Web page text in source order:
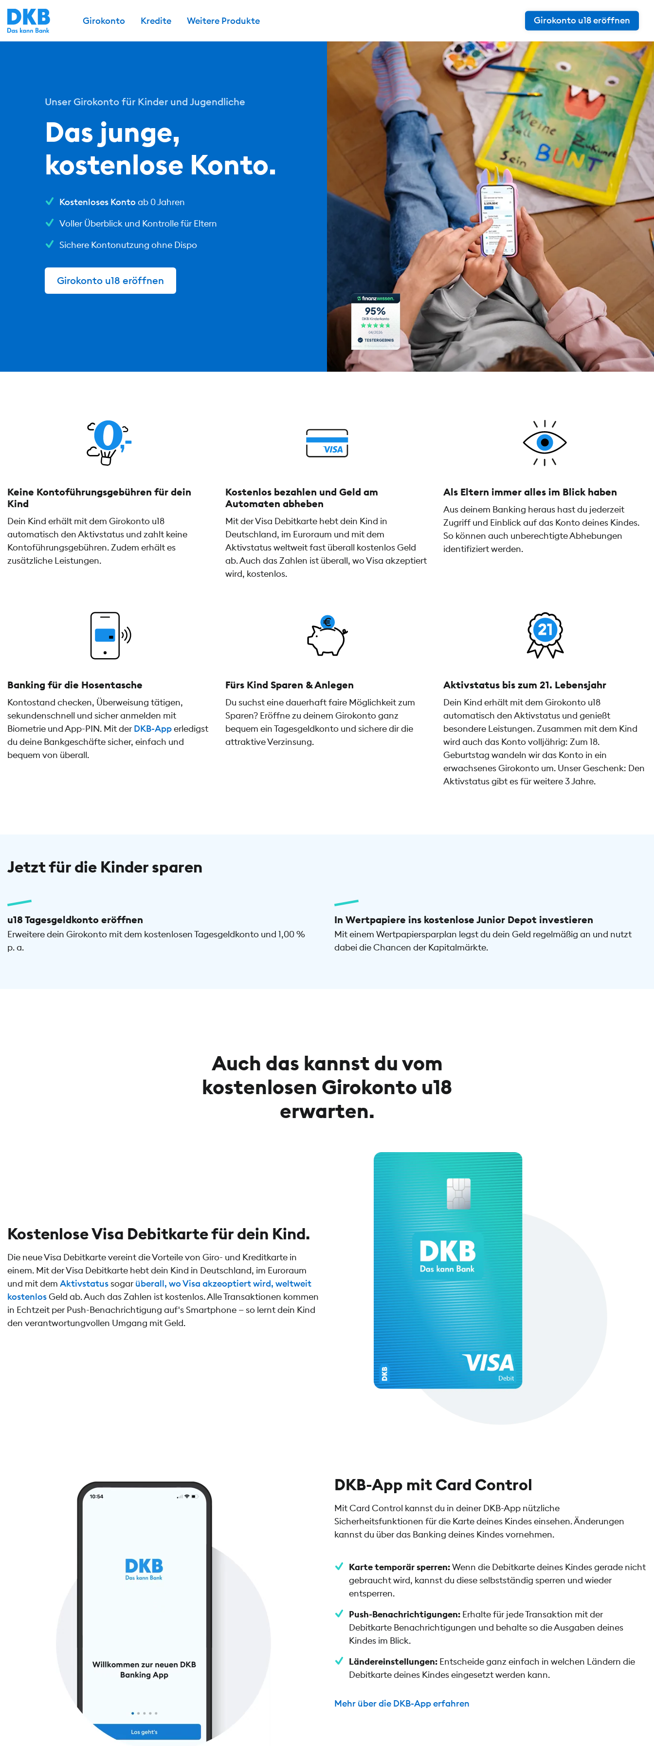
Girokonto Kredite Weitere Produkte Girokonto u18 eröffnen
Unser Girokonto für Kinder und Jugendliche
Das junge,
kostenlose Konto.
Kostenloses Konto ab 0 Jahren
Voller Überblick und Kontrolle für Eltern
Sichere Kontonutzung ohne Dispo
Girokonto u18 eröffnen
Keine Kontoführungs­gebühren für dein
Kind
Dein Kind erhält mit dem Girokonto u18
automatisch den Aktivstatus und zahlt keine
Kontoführungsgebühren. Zudem erhält es
zusätzliche Leistungen.
Kostenlos bezahlen und Geld am
Automaten abheben
Mit der Visa Debitkarte hebt dein Kind in
Deutschland, im Euroraum und mit dem
Aktivstatus weltweit fast überall kostenlos Geld
ab. Auch das Zahlen ist überall, wo Visa akzeptiert
wird, kostenlos.
Als Eltern immer alles im Blick haben
Aus deinem Banking heraus hast du jederzeit
Zugriff und Einblick auf das Konto deines Kindes.
So können auch unberechtigte Abhebungen
identifiziert werden.
Banking für die Hosentasche
Kontostand checken, Überweisung tätigen,
sekundenschnell und sicher anmelden mit
Biometrie und App-PIN. Mit derDKB-Apperledigst
du deine Bankgeschäfte sicher, einfach und
bequem von überall.
Fürs Kind Sparen & Anlegen
Du suchst eine dauerhaft faire Möglichkeit zum
Sparen? Eröffne zu deinem Girokonto ganz
bequem ein Tagesgeldkonto und sichere dir die
attraktive Verzinsung.
Aktivstatus bis zum 21. Lebensjahr
Dein Kind erhält mit dem Girokonto u18
automatisch den Aktivstatus und genießt
besondere Leistungen. Zusammen mit dem Kind
wird auch das Konto volljährig: Zum 18.
Geburtstag wandeln wir das Konto in ein
erwachsenes Girokonto um. Unser Geschenk: Den
Aktivstatus gibt es für weitere 3 Jahre.
Jetzt für die Kinder sparen
u18 Tagesgeldkonto eröffnen
Erweitere dein Girokonto mit dem kostenlosen Tagesgeldkonto und 1,00 %
p. a.
In Wertpapiere ins kostenlose Junior Depot investieren
Mit einem Wertpapiersparplan legst du dein Geld regelmäßig an und nutzt
dabei die Chancen der Kapitalmärkte.
Auch das kannst du vom
kostenlosen Girokonto u18
erwarten.
Kostenlose Visa Debitkarte für dein Kind.
Die neue Visa Debitkarte vereint die Vorteile von Giro- und Kreditkarte in
einem. Mit der Visa Debitkarte hebt dein Kind in Deutschland, im Euroraum
und mit dem Aktivstatussogarüberall, wo Visa akzeoptiert wird, weltweit
kostenlosGeld ab. Auch das Zahlen ist kostenlos. Alle Transaktionen kommen
in Echtzeit per Push-Benachrichtigung auf's Smartphone — so lernt dein Kind
den verantwortungvollen Umgang mit Geld.
DKB-App mit Card Control
Mit Card Control kannst du in deiner DKB-App nützliche
Sicherheitsfunktionen für die Karte deines Kindes einsehen. Änderungen
kannst du über das Banking deines Kindes vornehmen.
Karte temporär sperren:Wenn die Debitkarte deines Kindes gerade nicht
gebraucht wird, kannst du diese selbstständig sperren und wieder
entsperren.
Push-Benachrichtigungen: Erhalte für jede Transaktion mit der
Debitkarte Benachrichtigungen und behalte so die Ausgaben deines
Kindes im Blick.
Ländereinstellungen: Entscheide ganz einfach in welchen Ländern die
Debitkarte deines Kindes eingesetzt werden kann.
Mehr über die DKB-App erfahren